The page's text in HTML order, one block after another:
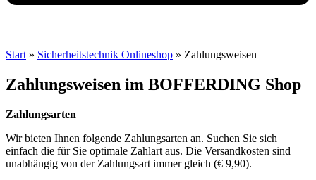
Start » Sicherheitstechnik Onlineshop » Zahlungsweisen
Zahlungsweisen im BOFFERDING Shop
Zahlungsarten
Wir bieten Ihnen folgende Zahlungsarten an. Suchen Sie sich
einfach die für Sie optimale Zahlart aus. Die Versandkosten sind
unabhängig von der Zahlungsart immer gleich (€ 9,90).